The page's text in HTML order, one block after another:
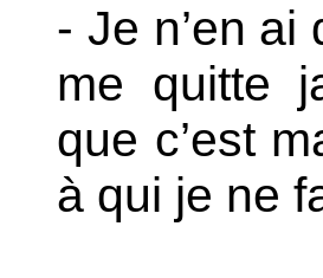
- Je n’en ai
me quitte
que c’est
à qui je ne